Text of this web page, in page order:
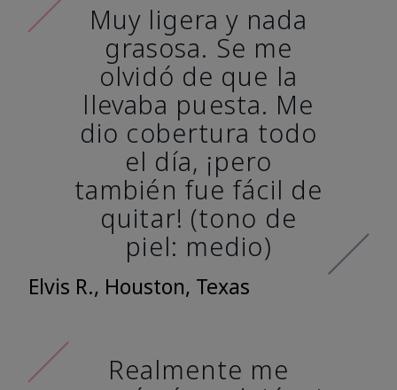
Muy ligera y nada
grasosa. Se me
olvidó de que la
llevaba puesta. Me
dio cobertura todo
el día, ¡pero
también fue fácil de
quitar! (tono de
piel: medio)
Elvis R., Houston, Texas
Realmente me